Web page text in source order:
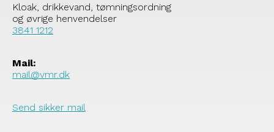
Kloak, drikkevand, tømningsordning
og øvrige henvendelser
3841 1212
Mail:
mail@vmr.dk
Send sikker mail